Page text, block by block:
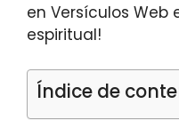
en Versículos Web
espiritual!
Índice de